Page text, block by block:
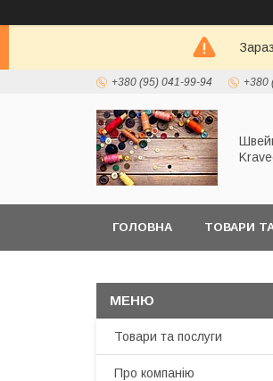
+380 (95) 041-99-94 +380
ГОЛОВНА ТОВАРИ
Товари та послуги
Про компанію